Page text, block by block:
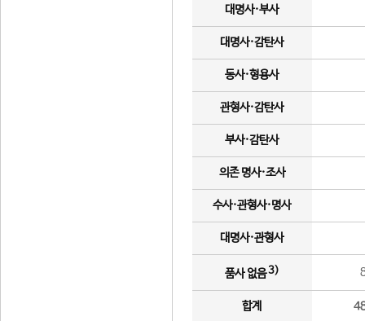
대명사·부사
대명사·감탄사
동사·형용사
관형사·감탄사
부사·감탄사
의존 명사·조사
수사·관형사·명사
대명사·관형사
품사 없음3)
합계